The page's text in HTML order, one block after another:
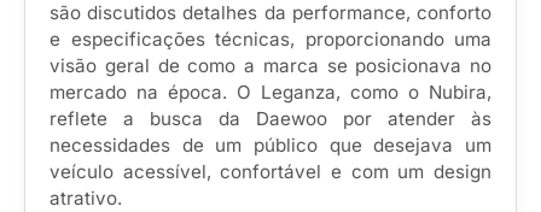
são discutidos detalhes da performance, conforto
e especificações técnicas, proporcionando uma
visão geral de como a marca se posicionava no
mercado na época. O Leganza, como o Nubira,
reflete a busca da Daewoo por atender às
necessidades de um público que desejava um
veículo acessível, confortável e com um design
atrativo.